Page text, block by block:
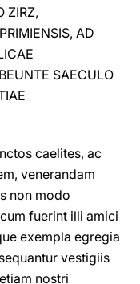
ZIRZ,
AD
SAECULO
caelites, ac
venerandam
non modo
fuerint illi amici
exempla egregia
vestigiis
nostri